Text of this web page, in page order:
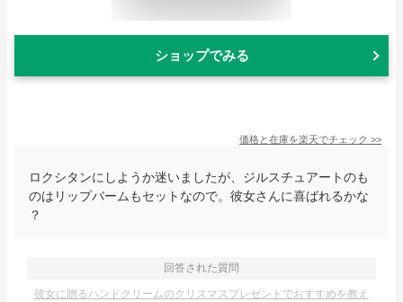
ショップでみる
価格と在庫を楽天でチェック >>
ロクシタンにしようか迷いましたが、ジルスチュアートのも
のはリップバームもセットなので。彼女さんに喜ばれるかな
？
回答された質問
彼女に贈るハンドクリームのクリスマスプレゼントでおすすめを教え